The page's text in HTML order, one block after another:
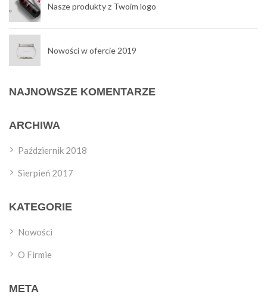
Nasze produkty z Twoim logo
Nowości w ofercie 2019
NAJNOWSZE KOMENTARZE
ARCHIWA
Październik 2018
Sierpień 2017
KATEGORIE
Nowości
O Firmie
META